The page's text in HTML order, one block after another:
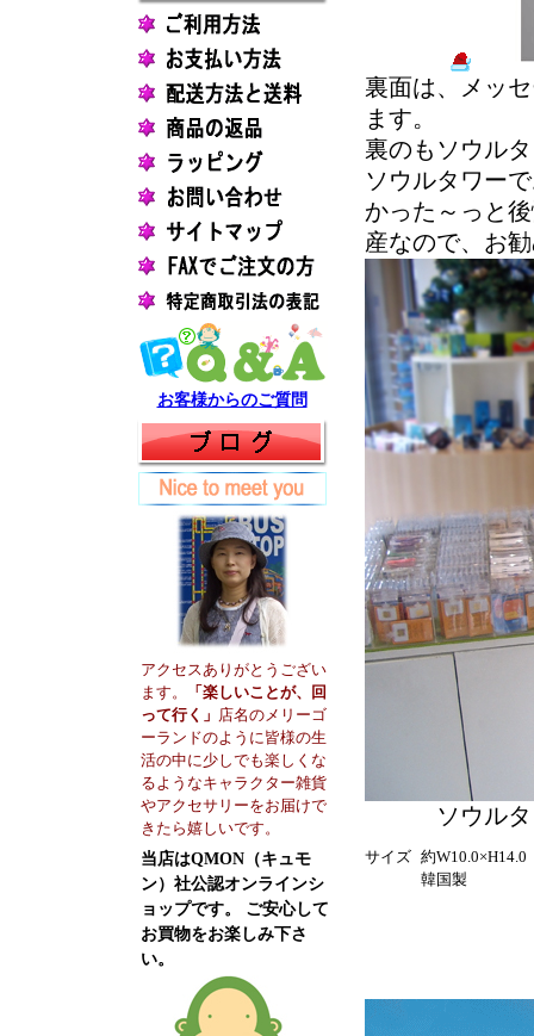
お客様からのご質問
アクセスありがとうござい
ます。
「楽しいことが、回
って行く」 店名のメリーゴ
ーランドのように皆様の生
活の中に少しでも楽しくな
るようなキャラクター雑貨
やアクセサリーをお届けで
きたら嬉しいです。
当店はQMON（キュモ
ン）社公認オンラインシ
ョップです。 ご安心して
お買物をお楽しみ下さ
い。
裏面は、メッ
ます。
裏のもソウル
ソウルタワー
かった～っと
産なので、お
ソウル
サイズ 約W10.0×H14.0
韓国製